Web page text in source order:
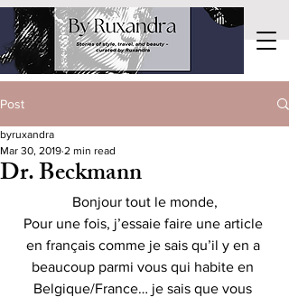
Post
Dr. Beckmann
byruxandra
Mar 30, 2019 2 min read
Bonjour tout le monde,
Pour une fois, j’essaie faire une article
en français comme je sais qu’il y en a
beaucoup parmi vous qui habite en
Belgique/France… je sais que vous